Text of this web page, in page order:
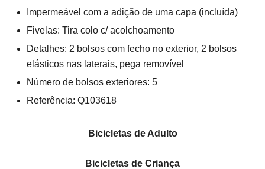
Impermeável com a adição de uma capa (incluída)
Fivelas: Tira colo c/ acolchoamento
Detalhes: 2 bolsos com fecho no exterior, 2 bolsos
elásticos nas laterais, pega removível
Número de bolsos exteriores: 5
Referência: Q103618
Bicicletas de Adulto
Bicicletas de Criança